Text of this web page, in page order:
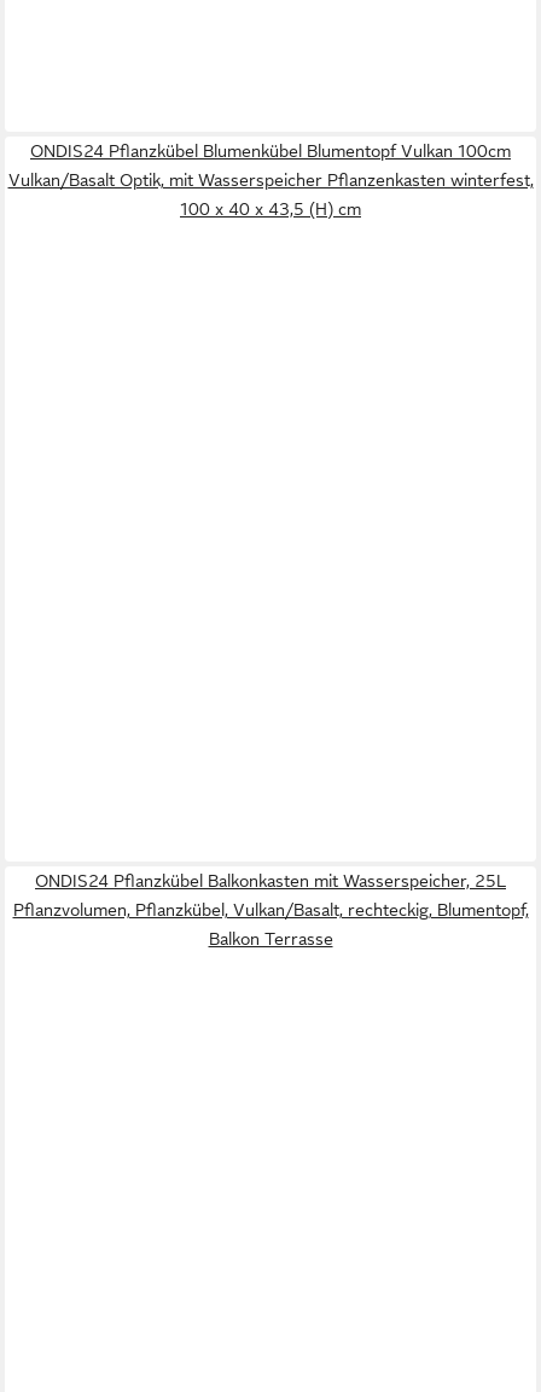
ONDIS24 Pflanzkübel Blumenkübel Blumentopf Vulkan 100cm
Vulkan/Basalt Optik, mit Wasserspeicher Pflanzenkasten winterfest,
100 x 40 x 43,5 (H) cm
ONDIS24 Pflanzkübel Balkonkasten mit Wasserspeicher, 25L
Pflanzvolumen, Pflanzkübel, Vulkan/Basalt, rechteckig, Blumentopf,
Balkon Terrasse